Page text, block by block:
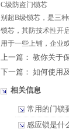
C级防盗门锁芯
别超B级锁芯，是三
锁芯，其防技术性开
用于一些上铺，企业
上一篇： 教你关于
下一篇： 如何使用
相关信息
常用的门锁
感应锁是什